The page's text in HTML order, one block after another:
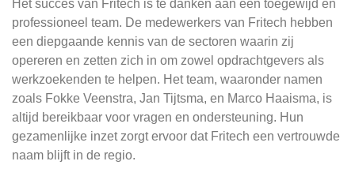
Het succes van Fritech is te danken aan een toegewijd en
professioneel team. De medewerkers van Fritech hebben
een diepgaande kennis van de sectoren waarin zij
opereren en zetten zich in om zowel opdrachtgevers als
werkzoekenden te helpen. Het team, waaronder namen
zoals Fokke Veenstra, Jan Tijtsma, en Marco Haaisma, is
altijd bereikbaar voor vragen en ondersteuning. Hun
gezamenlijke inzet zorgt ervoor dat Fritech een vertrouwde
naam blijft in de regio.